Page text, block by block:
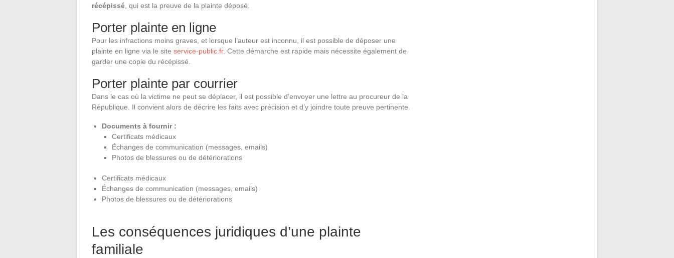
récépissé , qui est la preuve de la plainte déposé.
Porter plainte en ligne
Pour les infractions moins graves, et lorsque l’auteur est inconnu, il est possible de déposer une
plainte en ligne via le site service-public.fr. Cette démarche est rapide mais nécessite également de
garder une copie du récépissé.
Porter plainte par courrier
Dans le cas où la victime ne peut se déplacer, il est possible d’envoyer une lettre au procureur de la
République. Il convient alors de décrire les faits avec précision et d’y joindre toute preuve pertinente.
Documents à fournir :
Certificats médicaux
Échanges de communication (messages, emails)
Photos de blessures ou de détériorations
Certificats médicaux
Échanges de communication (messages, emails)
Photos de blessures ou de détériorations
Les conséquences juridiques d’une plainte
familiale